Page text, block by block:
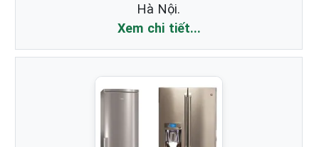
Hà Nội.
Xem chi tiết...